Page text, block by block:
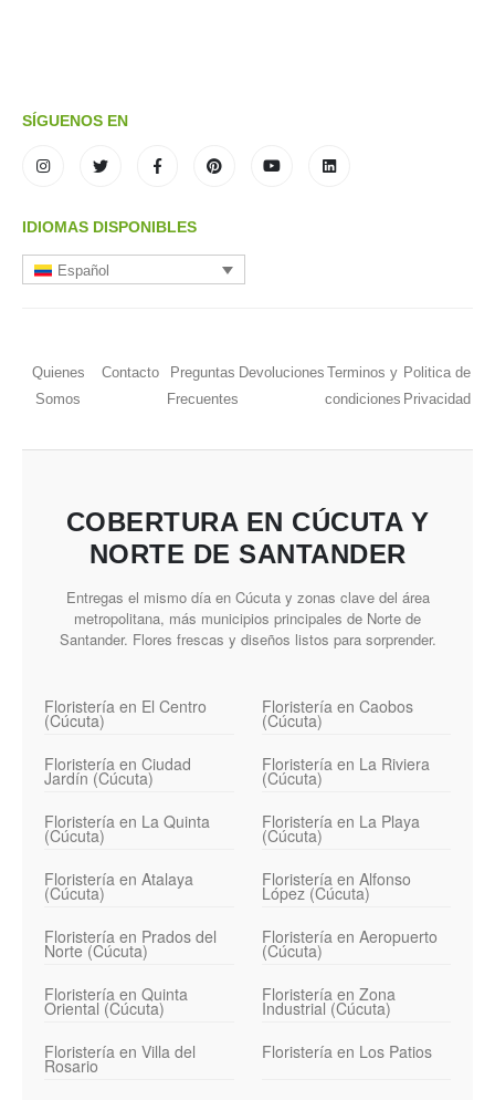
SÍGUENOS EN
IDIOMAS DISPONIBLES
Español
Quienes
Somos
Contacto
Preguntas
Frecuentes
Devoluciones Terminos y
condiciones
Politica de
Privacidad
COBERTURA EN CÚCUTA Y
NORTE DE SANTANDER
Entregas el mismo día en Cúcuta y zonas clave del área
metropolitana, más municipios principales de Norte de
Santander. Flores frescas y diseños listos para sorprender.
Floristería en El Centro
(Cúcuta)
Floristería en Caobos
(Cúcuta)
Floristería en Ciudad
Jardín (Cúcuta)
Floristería en La Riviera
(Cúcuta)
Floristería en La Quinta
(Cúcuta)
Floristería en La Playa
(Cúcuta)
Floristería en Atalaya
(Cúcuta)
Floristería en Alfonso
López (Cúcuta)
Floristería en Prados del
Norte (Cúcuta)
Floristería en Aeropuerto
(Cúcuta)
Floristería en Quinta
Oriental (Cúcuta)
Floristería en Zona
Industrial (Cúcuta)
Floristería en Villa del
Rosario
Floristería en Los Patios